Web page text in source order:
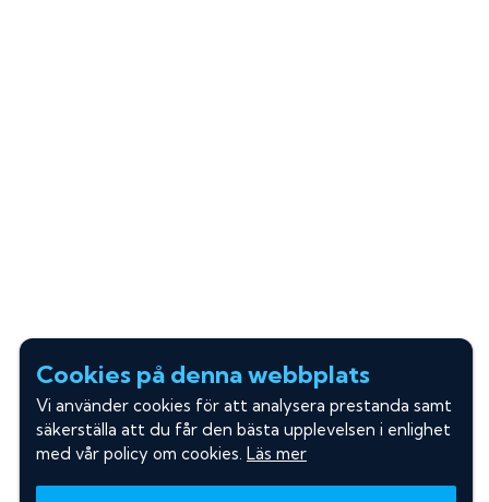
Cookies på denna webbplats
Vi använder cookies för att analysera prestanda samt
säkerställa att du får den bästa upplevelsen i enlighet
med vår policy om cookies. Läs mer